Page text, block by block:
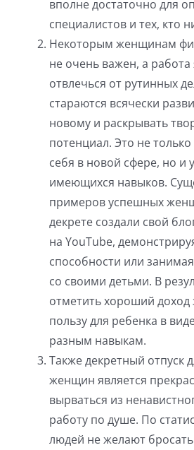
вполне достаточно для
специалистов и тех, кто
Некоторым женщинам
не очень важен, а
отвлечься от рутинных
стараются всячески
новому и раскрывать
потенциал. Это не
себя в новой сфере, но и
имеющихся навыков.
примеров успешных
декрете создали свой
на YouTube,
способности или
со своими детьми. В
отметить хороший
пользу для ребенка в
разным навыкам.
Также декретный отпуск
женщин является
вырваться из
работу по душе. По
людей не желают